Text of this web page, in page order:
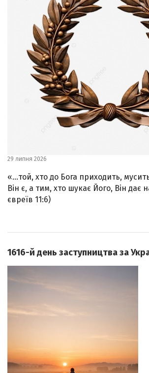
29 липня 2026
«…той, хто до Бога приходить,
Він є, а тим, хто шукає Його, Він дає
євреїв 11:6)
1616-й день заступництва за